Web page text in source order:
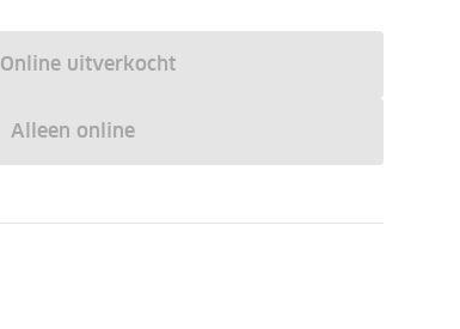
Online uitverkocht
Alleen online